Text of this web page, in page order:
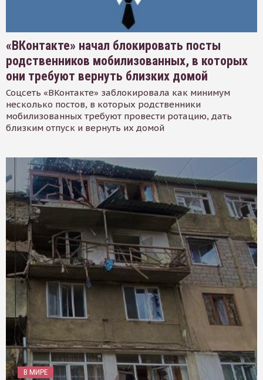
«ВКонтакте» начал блокировать посты
родственников мобилизованных, в которых
они требуют вернуть близких домой
Соцсеть «ВКонтакте» заблокировала как минимум
несколько постов, в которых родственники
мобилизованных требуют провести ротацию, дать
близким отпуск и вернуть их домой
В МИРЕ